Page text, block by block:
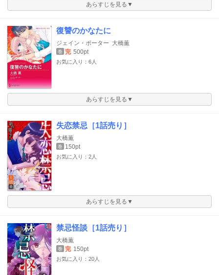
あらすじを見る▼
復讐のかなたに
ジェイン・ポーター 大橋薫
巻 完 500pt
お気に入り：6人
あらすじを見る▼
失恋禁忌［1話売り］
大橋薫
巻 150pt
お気に入り：2人
あらすじを見る▼
禁忌怪談［1話売り］
大橋薫
巻 完 150pt
お気に入り：20人